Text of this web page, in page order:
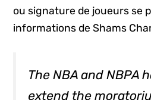
ou signature de joueurs se
informations de Shams
The NBA and NBPA
extend the